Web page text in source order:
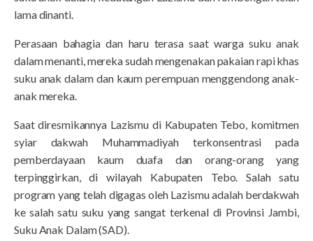
lama dinanti.
Perasaan bahagia dan haru terasa saat warga suku anak
dalam menanti, mereka sudah mengenakan pakaian rapi khas
suku anak dalam dan kaum perempuan menggendong anak-
anak mereka.
Saat diresmikannya Lazismu di Kabupaten Tebo, komitmen
syiar dakwah Muhammadiyah terkonsentrasi pada
pemberdayaan kaum duafa dan orang-orang yang
terpinggirkan, di wilayah Kabupaten Tebo. Salah satu
program yang telah digagas oleh Lazismu adalah berdakwah
ke salah satu suku yang sangat terkenal di Provinsi Jambi,
Suku Anak Dalam (SAD).